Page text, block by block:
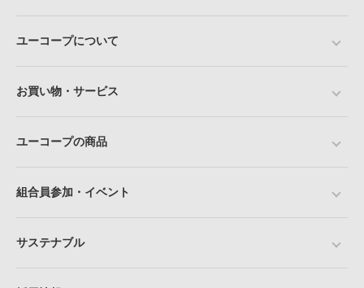
ユーコープについて
お買い物・サービス
ユーコープの商品
組合員参加・イベント
サステナブル